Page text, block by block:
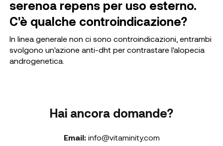
serenoa repens per uso esterno.
C'è qualche controindicazione?
In linea generale non ci sono controindicazioni, entrambi
svolgono un'azione anti-dht per contrastare l'alopecia
androgenetica.
Hai ancora domande?
Email: info@vitaminity.com